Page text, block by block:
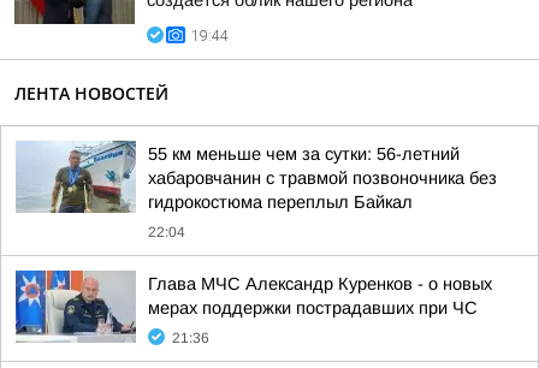
19:44
ЛЕНТА НОВОСТЕЙ
55 км меньше чем за сутки: 56-летний
хабаровчанин с травмой позвоночника без
гидрокостюма переплыл Байкал
22:04
Глава МЧС Александр Куренков - о новых
мерах поддержки пострадавших при ЧС
21:36